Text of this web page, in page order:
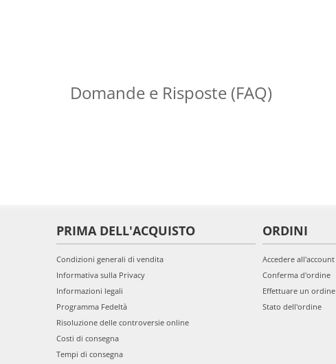
Domande e Risposte (FAQ)
PRIMA DELL'ACQUISTO
Condizioni generali di vendita
Informativa sulla Privacy
Informazioni legali
Programma Fedeltà
Risoluzione delle controversie online
Costi di consegna
Tempi di consegna
ORDINI
Accedere all'account
Conferma d'ordine
Effettuare un ordine
Stato dell'ordine